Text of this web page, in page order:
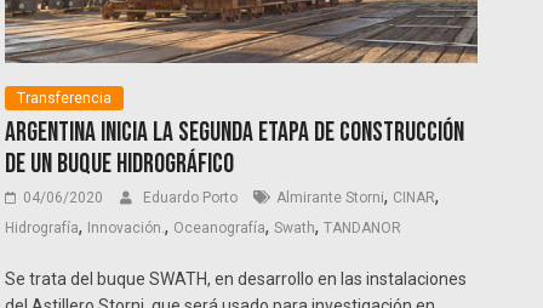
Transferencia
Argentina inicia la segunda etapa de construcción
de un Buque Hidrográfico
04/06/2020 Eduardo Porto Almirante Storni, CINAR,
Hidrografía, Innovación., Oceanografía,Swath,TANDANOR
Se trata del buque SWATH, en desarrollo en las instalaciones